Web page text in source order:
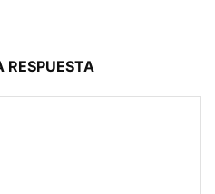
RESPUESTA